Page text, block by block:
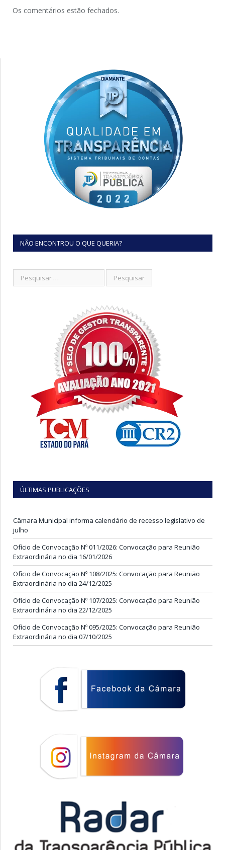
Os comentários estão fechados.
NÃO ENCONTROU O QUE QUERIA?
ÚLTIMAS PUBLICAÇÕES
Câmara Municipal informa calendário de recesso legislativo de
julho
Ofício de Convocação Nº 011/2026: Convocação para Reunião
Extraordinária no dia 16/01/2026
Ofício de Convocação Nº 108/2025: Convocação para Reunião
Extraordinária no dia 24/12/2025
Ofício de Convocação Nº 107/2025: Convocação para Reunião
Extraordinária no dia 22/12/2025
Ofício de Convocação Nº 095/2025: Convocação para Reunião
Extraordinária no dia 07/10/2025